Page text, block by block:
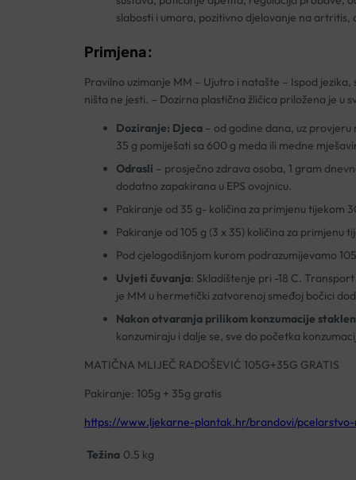
slabosti i umora, pozitivno djelovanje na
Primjena:
Pravilno uzimanje MM – Ujutro i natašte – Ispod
ništa ne jesti. – Dozirna plastična žličica priložena je u
Doziranje: Djeca – od godine dana, uz
35 g pomiješati sa 600 g meda ili medne
Odrasli – prosječno zdrava osoba, 1 gram
dodatno zapakirana u EPS ovojnicu.
Pakiranje od 35 g- količina za primjenu tijekom
Pakiranje od 105 g (3 x 35) količina za primjenu
Pod cjelogodišnjom kurom podrazumijevamo
Uvjeti čuvanja: Skladištenje pri -18 C.
je MM u hermetički zatvorenoj smeđoj bočici
Nakon otvaranja prilikom konzumacije
konzumiraju i dalje se, sve do početka
MATIČNA MLIJEČ RADOŠEVIĆ 105G+35G GRATIS
Pakiranje: 105g + 35g gratis
https://www.ljekarne-plantak.hr/brandovi/
Težina 0.5 kg